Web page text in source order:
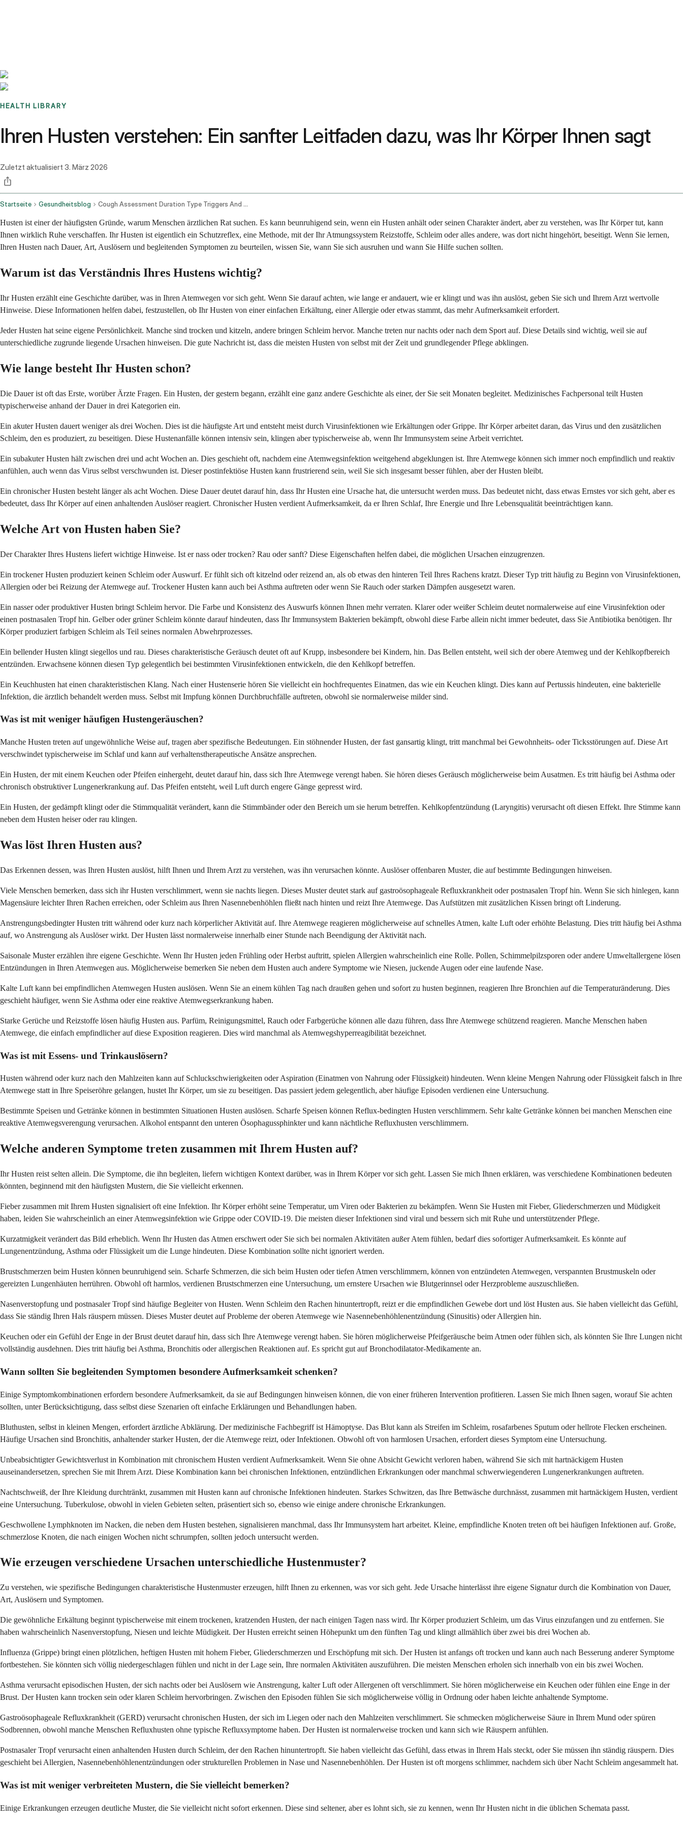
HEALTH LIBRARY
Ihren Husten verstehen: Ein sanfter Leitfaden dazu, was Ihr Körper Ihnen sagt
Zuletzt aktualisiert 3. März 2026
Startseite Gesundheitsblog Cough Assessment Duration Type Triggers And Symptoms
Husten ist einer der häufigsten Gründe, warum Menschen ärztlichen Rat suchen. Es kann beunruhigend sein, wenn ein Husten anhält oder seinen Charakter ändert, aber zu verstehen, was Ihr Körper tut, kann
Ihnen wirklich Ruhe verschaffen. Ihr Husten ist eigentlich ein Schutzreflex, eine Methode, mit der Ihr Atmungssystem Reizstoffe, Schleim oder alles andere, was dort nicht hingehört, beseitigt. Wenn Sie lernen,
Ihren Husten nach Dauer, Art, Auslösern und begleitenden Symptomen zu beurteilen, wissen Sie, wann Sie sich ausruhen und wann Sie Hilfe suchen sollten.
Warum ist das Verständnis Ihres Hustens wichtig?
Ihr Husten erzählt eine Geschichte darüber, was in Ihren Atemwegen vor sich geht. Wenn Sie darauf achten, wie lange er andauert, wie er klingt und was ihn auslöst, geben Sie sich und Ihrem Arzt wertvolle
Hinweise. Diese Informationen helfen dabei, festzustellen, ob Ihr Husten von einer einfachen Erkältung, einer Allergie oder etwas stammt, das mehr Aufmerksamkeit erfordert.
Jeder Husten hat seine eigene Persönlichkeit. Manche sind trocken und kitzeln, andere bringen Schleim hervor. Manche treten nur nachts oder nach dem Sport auf. Diese Details sind wichtig, weil sie auf
unterschiedliche zugrunde liegende Ursachen hinweisen. Die gute Nachricht ist, dass die meisten Husten von selbst mit der Zeit und grundlegender Pflege abklingen.
Wie lange besteht Ihr Husten schon?
Die Dauer ist oft das Erste, worüber Ärzte Fragen. Ein Husten, der gestern begann, erzählt eine ganz andere Geschichte als einer, der Sie seit Monaten begleitet. Medizinisches Fachpersonal teilt Husten
typischerweise anhand der Dauer in drei Kategorien ein.
Ein akuter Husten dauert weniger als drei Wochen. Dies ist die häufigste Art und entsteht meist durch Virusinfektionen wie Erkältungen oder Grippe. Ihr Körper arbeitet daran, das Virus und den zusätzlichen
Schleim, den es produziert, zu beseitigen. Diese Hustenanfälle können intensiv sein, klingen aber typischerweise ab, wenn Ihr Immunsystem seine Arbeit verrichtet.
Ein subakuter Husten hält zwischen drei und acht Wochen an. Dies geschieht oft, nachdem eine Atemwegsinfektion weitgehend abgeklungen ist. Ihre Atemwege können sich immer noch empfindlich und reaktiv
anfühlen, auch wenn das Virus selbst verschwunden ist. Dieser postinfektiöse Husten kann frustrierend sein, weil Sie sich insgesamt besser fühlen, aber der Husten bleibt.
Ein chronischer Husten besteht länger als acht Wochen. Diese Dauer deutet darauf hin, dass Ihr Husten eine Ursache hat, die untersucht werden muss. Das bedeutet nicht, dass etwas Ernstes vor sich geht, aber es
bedeutet, dass Ihr Körper auf einen anhaltenden Auslöser reagiert. Chronischer Husten verdient Aufmerksamkeit, da er Ihren Schlaf, Ihre Energie und Ihre Lebensqualität beeinträchtigen kann.
Welche Art von Husten haben Sie?
Der Charakter Ihres Hustens liefert wichtige Hinweise. Ist er nass oder trocken? Rau oder sanft? Diese Eigenschaften helfen dabei, die möglichen Ursachen einzugrenzen.
Ein trockener Husten produziert keinen Schleim oder Auswurf. Er fühlt sich oft kitzelnd oder reizend an, als ob etwas den hinteren Teil Ihres Rachens kratzt. Dieser Typ tritt häufig zu Beginn von Virusinfektionen,
Allergien oder bei Reizung der Atemwege auf. Trockener Husten kann auch bei Asthma auftreten oder wenn Sie Rauch oder starken Dämpfen ausgesetzt waren.
Ein nasser oder produktiver Husten bringt Schleim hervor. Die Farbe und Konsistenz des Auswurfs können Ihnen mehr verraten. Klarer oder weißer Schleim deutet normalerweise auf eine Virusinfektion oder
einen postnasalen Tropf hin. Gelber oder grüner Schleim könnte darauf hindeuten, dass Ihr Immunsystem Bakterien bekämpft, obwohl diese Farbe allein nicht immer bedeutet, dass Sie Antibiotika benötigen. Ihr
Körper produziert farbigen Schleim als Teil seines normalen Abwehrprozesses.
Ein bellender Husten klingt siegellos und rau. Dieses charakteristische Geräusch deutet oft auf Krupp, insbesondere bei Kindern, hin. Das Bellen entsteht, weil sich der obere Atemweg und der Kehlkopfbereich
entzünden. Erwachsene können diesen Typ gelegentlich bei bestimmten Virusinfektionen entwickeln, die den Kehlkopf betreffen.
Ein Keuchhusten hat einen charakteristischen Klang. Nach einer Hustenserie hören Sie vielleicht ein hochfrequentes Einatmen, das wie ein Keuchen klingt. Dies kann auf Pertussis hindeuten, eine bakterielle
Infektion, die ärztlich behandelt werden muss. Selbst mit Impfung können Durchbruchfälle auftreten, obwohl sie normalerweise milder sind.
Was ist mit weniger häufigen Hustengeräuschen?
Manche Husten treten auf ungewöhnliche Weise auf, tragen aber spezifische Bedeutungen. Ein stöhnender Husten, der fast gansartig klingt, tritt manchmal bei Gewohnheits- oder Ticksstörungen auf. Diese Art
verschwindet typischerweise im Schlaf und kann auf verhaltenstherapeutische Ansätze ansprechen.
Ein Husten, der mit einem Keuchen oder Pfeifen einhergeht, deutet darauf hin, dass sich Ihre Atemwege verengt haben. Sie hören dieses Geräusch möglicherweise beim Ausatmen. Es tritt häufig bei Asthma oder
chronisch obstruktiver Lungenerkrankung auf. Das Pfeifen entsteht, weil Luft durch engere Gänge gepresst wird.
Ein Husten, der gedämpft klingt oder die Stimmqualität verändert, kann die Stimmbänder oder den Bereich um sie herum betreffen. Kehlkopfentzündung (Laryngitis) verursacht oft diesen Effekt. Ihre Stimme kann
neben dem Husten heiser oder rau klingen.
Was löst Ihren Husten aus?
Das Erkennen dessen, was Ihren Husten auslöst, hilft Ihnen und Ihrem Arzt zu verstehen, was ihn verursachen könnte. Auslöser offenbaren Muster, die auf bestimmte Bedingungen hinweisen.
Viele Menschen bemerken, dass sich ihr Husten verschlimmert, wenn sie nachts liegen. Dieses Muster deutet stark auf gastroösophageale Refluxkrankheit oder postnasalen Tropf hin. Wenn Sie sich hinlegen, kann
Magensäure leichter Ihren Rachen erreichen, oder Schleim aus Ihren Nasennebenhöhlen fließt nach hinten und reizt Ihre Atemwege. Das Aufstützen mit zusätzlichen Kissen bringt oft Linderung.
Anstrengungsbedingter Husten tritt während oder kurz nach körperlicher Aktivität auf. Ihre Atemwege reagieren möglicherweise auf schnelles Atmen, kalte Luft oder erhöhte Belastung. Dies tritt häufig bei Asthma
auf, wo Anstrengung als Auslöser wirkt. Der Husten lässt normalerweise innerhalb einer Stunde nach Beendigung der Aktivität nach.
Saisonale Muster erzählen ihre eigene Geschichte. Wenn Ihr Husten jeden Frühling oder Herbst auftritt, spielen Allergien wahrscheinlich eine Rolle. Pollen, Schimmelpilzsporen oder andere Umweltallergene lösen
Entzündungen in Ihren Atemwegen aus. Möglicherweise bemerken Sie neben dem Husten auch andere Symptome wie Niesen, juckende Augen oder eine laufende Nase.
Kalte Luft kann bei empfindlichen Atemwegen Husten auslösen. Wenn Sie an einem kühlen Tag nach draußen gehen und sofort zu husten beginnen, reagieren Ihre Bronchien auf die Temperaturänderung. Dies
geschieht häufiger, wenn Sie Asthma oder eine reaktive Atemwegserkrankung haben.
Starke Gerüche und Reizstoffe lösen häufig Husten aus. Parfüm, Reinigungsmittel, Rauch oder Farbgerüche können alle dazu führen, dass Ihre Atemwege schützend reagieren. Manche Menschen haben
Atemwege, die einfach empfindlicher auf diese Exposition reagieren. Dies wird manchmal als Atemwegshyperreagibilität bezeichnet.
Was ist mit Essens- und Trinkauslösern?
Husten während oder kurz nach den Mahlzeiten kann auf Schluckschwierigkeiten oder Aspiration (Einatmen von Nahrung oder Flüssigkeit) hindeuten. Wenn kleine Mengen Nahrung oder Flüssigkeit falsch in Ihre
Atemwege statt in Ihre Speiseröhre gelangen, hustet Ihr Körper, um sie zu beseitigen. Das passiert jedem gelegentlich, aber häufige Episoden verdienen eine Untersuchung.
Bestimmte Speisen und Getränke können in bestimmten Situationen Husten auslösen. Scharfe Speisen können Reflux-bedingten Husten verschlimmern. Sehr kalte Getränke können bei manchen Menschen eine
reaktive Atemwegsverengung verursachen. Alkohol entspannt den unteren Ösophagussphinkter und kann nächtliche Refluxhusten verschlimmern.
Welche anderen Symptome treten zusammen mit Ihrem Husten auf?
Ihr Husten reist selten allein. Die Symptome, die ihn begleiten, liefern wichtigen Kontext darüber, was in Ihrem Körper vor sich geht. Lassen Sie mich Ihnen erklären, was verschiedene Kombinationen bedeuten
könnten, beginnend mit den häufigsten Mustern, die Sie vielleicht erkennen.
Fieber zusammen mit Ihrem Husten signalisiert oft eine Infektion. Ihr Körper erhöht seine Temperatur, um Viren oder Bakterien zu bekämpfen. Wenn Sie Husten mit Fieber, Gliederschmerzen und Müdigkeit
haben, leiden Sie wahrscheinlich an einer Atemwegsinfektion wie Grippe oder COVID-19. Die meisten dieser Infektionen sind viral und bessern sich mit Ruhe und unterstützender Pflege.
Kurzatmigkeit verändert das Bild erheblich. Wenn Ihr Husten das Atmen erschwert oder Sie sich bei normalen Aktivitäten außer Atem fühlen, bedarf dies sofortiger Aufmerksamkeit. Es könnte auf
Lungenentzündung, Asthma oder Flüssigkeit um die Lunge hindeuten. Diese Kombination sollte nicht ignoriert werden.
Brustschmerzen beim Husten können beunruhigend sein. Scharfe Schmerzen, die sich beim Husten oder tiefen Atmen verschlimmern, können von entzündeten Atemwegen, verspannten Brustmuskeln oder
gereizten Lungenhäuten herrühren. Obwohl oft harmlos, verdienen Brustschmerzen eine Untersuchung, um ernstere Ursachen wie Blutgerinnsel oder Herzprobleme auszuschließen.
Nasenverstopfung und postnasaler Tropf sind häufige Begleiter von Husten. Wenn Schleim den Rachen hinuntertropft, reizt er die empfindlichen Gewebe dort und löst Husten aus. Sie haben vielleicht das Gefühl,
dass Sie ständig Ihren Hals räuspern müssen. Dieses Muster deutet auf Probleme der oberen Atemwege wie Nasennebenhöhlenentzündung (Sinusitis) oder Allergien hin.
Keuchen oder ein Gefühl der Enge in der Brust deutet darauf hin, dass sich Ihre Atemwege verengt haben. Sie hören möglicherweise Pfeifgeräusche beim Atmen oder fühlen sich, als könnten Sie Ihre Lungen nicht
vollständig ausdehnen. Dies tritt häufig bei Asthma, Bronchitis oder allergischen Reaktionen auf. Es spricht gut auf Bronchodilatator-Medikamente an.
Wann sollten Sie begleitenden Symptomen besondere Aufmerksamkeit schenken?
Einige Symptomkombinationen erfordern besondere Aufmerksamkeit, da sie auf Bedingungen hinweisen können, die von einer früheren Intervention profitieren. Lassen Sie mich Ihnen sagen, worauf Sie achten
sollten, unter Berücksichtigung, dass selbst diese Szenarien oft einfache Erklärungen und Behandlungen haben.
Bluthusten, selbst in kleinen Mengen, erfordert ärztliche Abklärung. Der medizinische Fachbegriff ist Hämoptyse. Das Blut kann als Streifen im Schleim, rosafarbenes Sputum oder hellrote Flecken erscheinen.
Häufige Ursachen sind Bronchitis, anhaltender starker Husten, der die Atemwege reizt, oder Infektionen. Obwohl oft von harmlosen Ursachen, erfordert dieses Symptom eine Untersuchung.
Unbeabsichtigter Gewichtsverlust in Kombination mit chronischem Husten verdient Aufmerksamkeit. Wenn Sie ohne Absicht Gewicht verloren haben, während Sie sich mit hartnäckigem Husten
auseinandersetzen, sprechen Sie mit Ihrem Arzt. Diese Kombination kann bei chronischen Infektionen, entzündlichen Erkrankungen oder manchmal schwerwiegenderen Lungenerkrankungen auftreten.
Nachtschweiß, der Ihre Kleidung durchtränkt, zusammen mit Husten kann auf chronische Infektionen hindeuten. Starkes Schwitzen, das Ihre Bettwäsche durchnässt, zusammen mit hartnäckigem Husten, verdient
eine Untersuchung. Tuberkulose, obwohl in vielen Gebieten selten, präsentiert sich so, ebenso wie einige andere chronische Erkrankungen.
Geschwollene Lymphknoten im Nacken, die neben dem Husten bestehen, signalisieren manchmal, dass Ihr Immunsystem hart arbeitet. Kleine, empfindliche Knoten treten oft bei häufigen Infektionen auf. Große,
schmerzlose Knoten, die nach einigen Wochen nicht schrumpfen, sollten jedoch untersucht werden.
Wie erzeugen verschiedene Ursachen unterschiedliche Hustenmuster?
Zu verstehen, wie spezifische Bedingungen charakteristische Hustenmuster erzeugen, hilft Ihnen zu erkennen, was vor sich geht. Jede Ursache hinterlässt ihre eigene Signatur durch die Kombination von Dauer,
Art, Auslösern und Symptomen.
Die gewöhnliche Erkältung beginnt typischerweise mit einem trockenen, kratzenden Husten, der nach einigen Tagen nass wird. Ihr Körper produziert Schleim, um das Virus einzufangen und zu entfernen. Sie
haben wahrscheinlich Nasenverstopfung, Niesen und leichte Müdigkeit. Der Husten erreicht seinen Höhepunkt um den fünften Tag und klingt allmählich über zwei bis drei Wochen ab.
Influenza (Grippe) bringt einen plötzlichen, heftigen Husten mit hohem Fieber, Gliederschmerzen und Erschöpfung mit sich. Der Husten ist anfangs oft trocken und kann auch nach Besserung anderer Symptome
fortbestehen. Sie könnten sich völlig niedergeschlagen fühlen und nicht in der Lage sein, Ihre normalen Aktivitäten auszuführen. Die meisten Menschen erholen sich innerhalb von ein bis zwei Wochen.
Asthma verursacht episodischen Husten, der sich nachts oder bei Auslösern wie Anstrengung, kalter Luft oder Allergenen oft verschlimmert. Sie hören möglicherweise ein Keuchen oder fühlen eine Enge in der
Brust. Der Husten kann trocken sein oder klaren Schleim hervorbringen. Zwischen den Episoden fühlen Sie sich möglicherweise völlig in Ordnung oder haben leichte anhaltende Symptome.
Gastroösophageale Refluxkrankheit (GERD) verursacht chronischen Husten, der sich im Liegen oder nach den Mahlzeiten verschlimmert. Sie schmecken möglicherweise Säure in Ihrem Mund oder spüren
Sodbrennen, obwohl manche Menschen Refluxhusten ohne typische Refluxsymptome haben. Der Husten ist normalerweise trocken und kann sich wie Räuspern anfühlen.
Postnasaler Tropf verursacht einen anhaltenden Husten durch Schleim, der den Rachen hinuntertropft. Sie haben vielleicht das Gefühl, dass etwas in Ihrem Hals steckt, oder Sie müssen ihn ständig räuspern. Dies
geschieht bei Allergien, Nasennebenhöhlenentzündungen oder strukturellen Problemen in Nase und Nasennebenhöhlen. Der Husten ist oft morgens schlimmer, nachdem sich über Nacht Schleim angesammelt hat.
Was ist mit weniger verbreiteten Mustern, die Sie vielleicht bemerken?
Einige Erkrankungen erzeugen deutliche Muster, die Sie vielleicht nicht sofort erkennen. Diese sind seltener, aber es lohnt sich, sie zu kennen, wenn Ihr Husten nicht in die üblichen Schemata passt.